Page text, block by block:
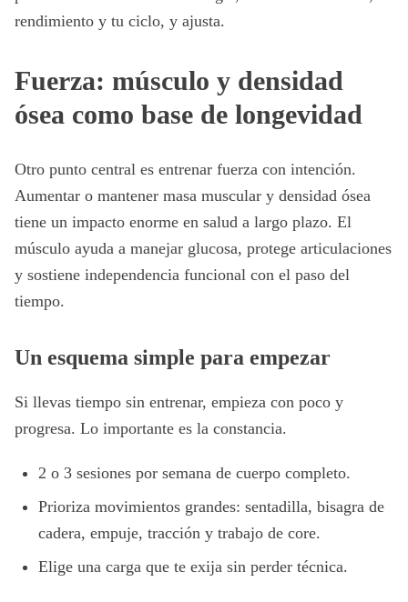
rendimiento y tu ciclo, y ajusta.
Fuerza: músculo y densidad
ósea como base de longevidad
Otro punto central es entrenar fuerza con intención.
Aumentar o mantener masa muscular y densidad ósea
tiene un impacto enorme en salud a largo plazo. El
músculo ayuda a manejar glucosa, protege articulaciones
y sostiene independencia funcional con el paso del
tiempo.
Un esquema simple para empezar
Si llevas tiempo sin entrenar, empieza con poco y
progresa. Lo importante es la constancia.
2 o 3 sesiones por semana de cuerpo completo.
Prioriza movimientos grandes: sentadilla, bisagra de
cadera, empuje, tracción y trabajo de core.
Elige una carga que te exija sin perder técnica.